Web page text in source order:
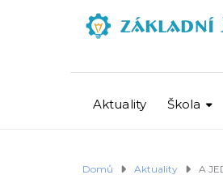
Aktuality Škola
Domů Aktuality A